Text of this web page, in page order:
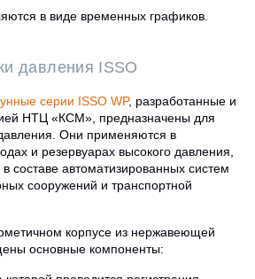
в виде временных графиков.
давления ISSO
серии ISSO WP, разработанные и
НТЦ «КСМ», предназначены для
Они применяются в
и резервуарах высокого давления,
составе автоматизированных систем
сооружений и транспортной
корпусе из нержавеющей
основные компоненты: